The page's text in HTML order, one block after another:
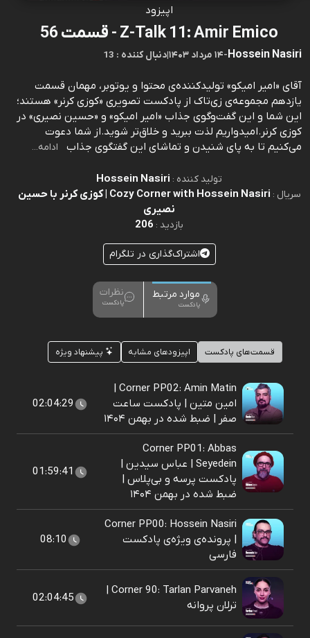
اپیزود
Z-Talk 11: Amir Emico - قسمت 56
Hossein Nasiri
-۱۴ مرداد ۱۴۰۳ |13 : دنبال کننده
آقای «امیر امیکو» تولیدکننده‌ی محتوا و یوتوبر، مهمان قسمت
یازدهم مجموعه‌ی زی‌تاک از پادکست تصویری «کوزی کرنر» هستند؛
این شما و این گفت‌وگوی جذاب «امیر امیکو» و «حسین نصیری» در
کوزی کرنر.امیدواریم لذت ببرید و خلاق‌تر شوید.از شما دعوت
می‌کنیم تا به پای شنیدن و تماشای این گفتگوی جذاب
ادامه...
تولید کننده : Hossein Nasiri
سریال :
Cozy Corner with Hossein Nasiri | کوزی کرنر با حسین
نصیری
بازدید : 206
اشتراک‌گذاری در تلگرام
موارد مرتبط
پادکست
نظرات
پادکست
قسمت‌های پادکست اپیزودهای مشابه پیشنهاد ویژه
Corner PP02: Amin Matin |
امین متین | پادکست ساعت
صفر | ضبط شده در بهمن ۱۴۰۴
02:04:29
Corner PP01: Abbas
Seyedein | عباس سیدین |
پادکست پرسه و بی‌پلاس |
ضبط شده در بهمن ۱۴۰۴
01:59:41
Corner PP00: Hossein Nasiri
| پرونده‌ی ویژه‌ی پادکست
فارسی
08:10
Corner 90: Tarlan Parvaneh |
ترلان پروانه
02:04:45